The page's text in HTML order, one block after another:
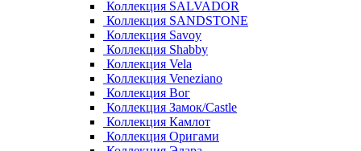
Коллекция SALVADOR
Коллекция SANDSTONE
Коллекция Savoy
Коллекция Shabby
Коллекция Vela
Коллекция Veneziano
Коллекция Вог
Коллекция Замок/Castle
Коллекция Камлот
Коллекция Оригами